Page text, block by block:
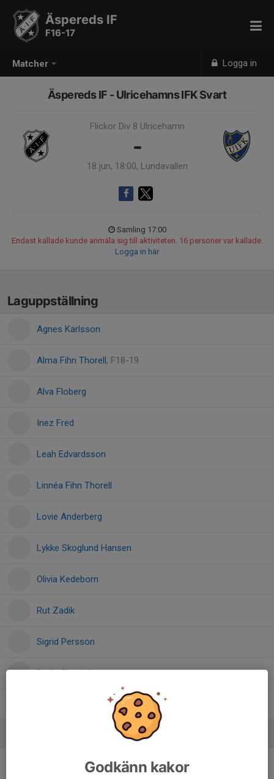
Matcher Logga in
Äspereds IF
F16-17
Äspereds IF - Ulricehamns IFK Svart
Flickor Div 8 Ulricehamn
-
18 jun, 18:00, Lundavallen
Samling 17:00
Endast kallade kunde anmäla sig till aktiviteten. 16 personer var kallade.
Logga in här
Laguppställning
Agnes Karlsson
Alma Fihn Thorell, F18-19
Alva Floberg
Inez Fred
Leah Edvardsson
Linnéa Fihn Thorell
Lovie Anderberg
Lykke Skoglund Hansen
Olivia Kedeborn
Rut Zadik
Sigrid Persson
Stella Skarin Larsson
Daniel LarssonLedare
Godkänn kakor